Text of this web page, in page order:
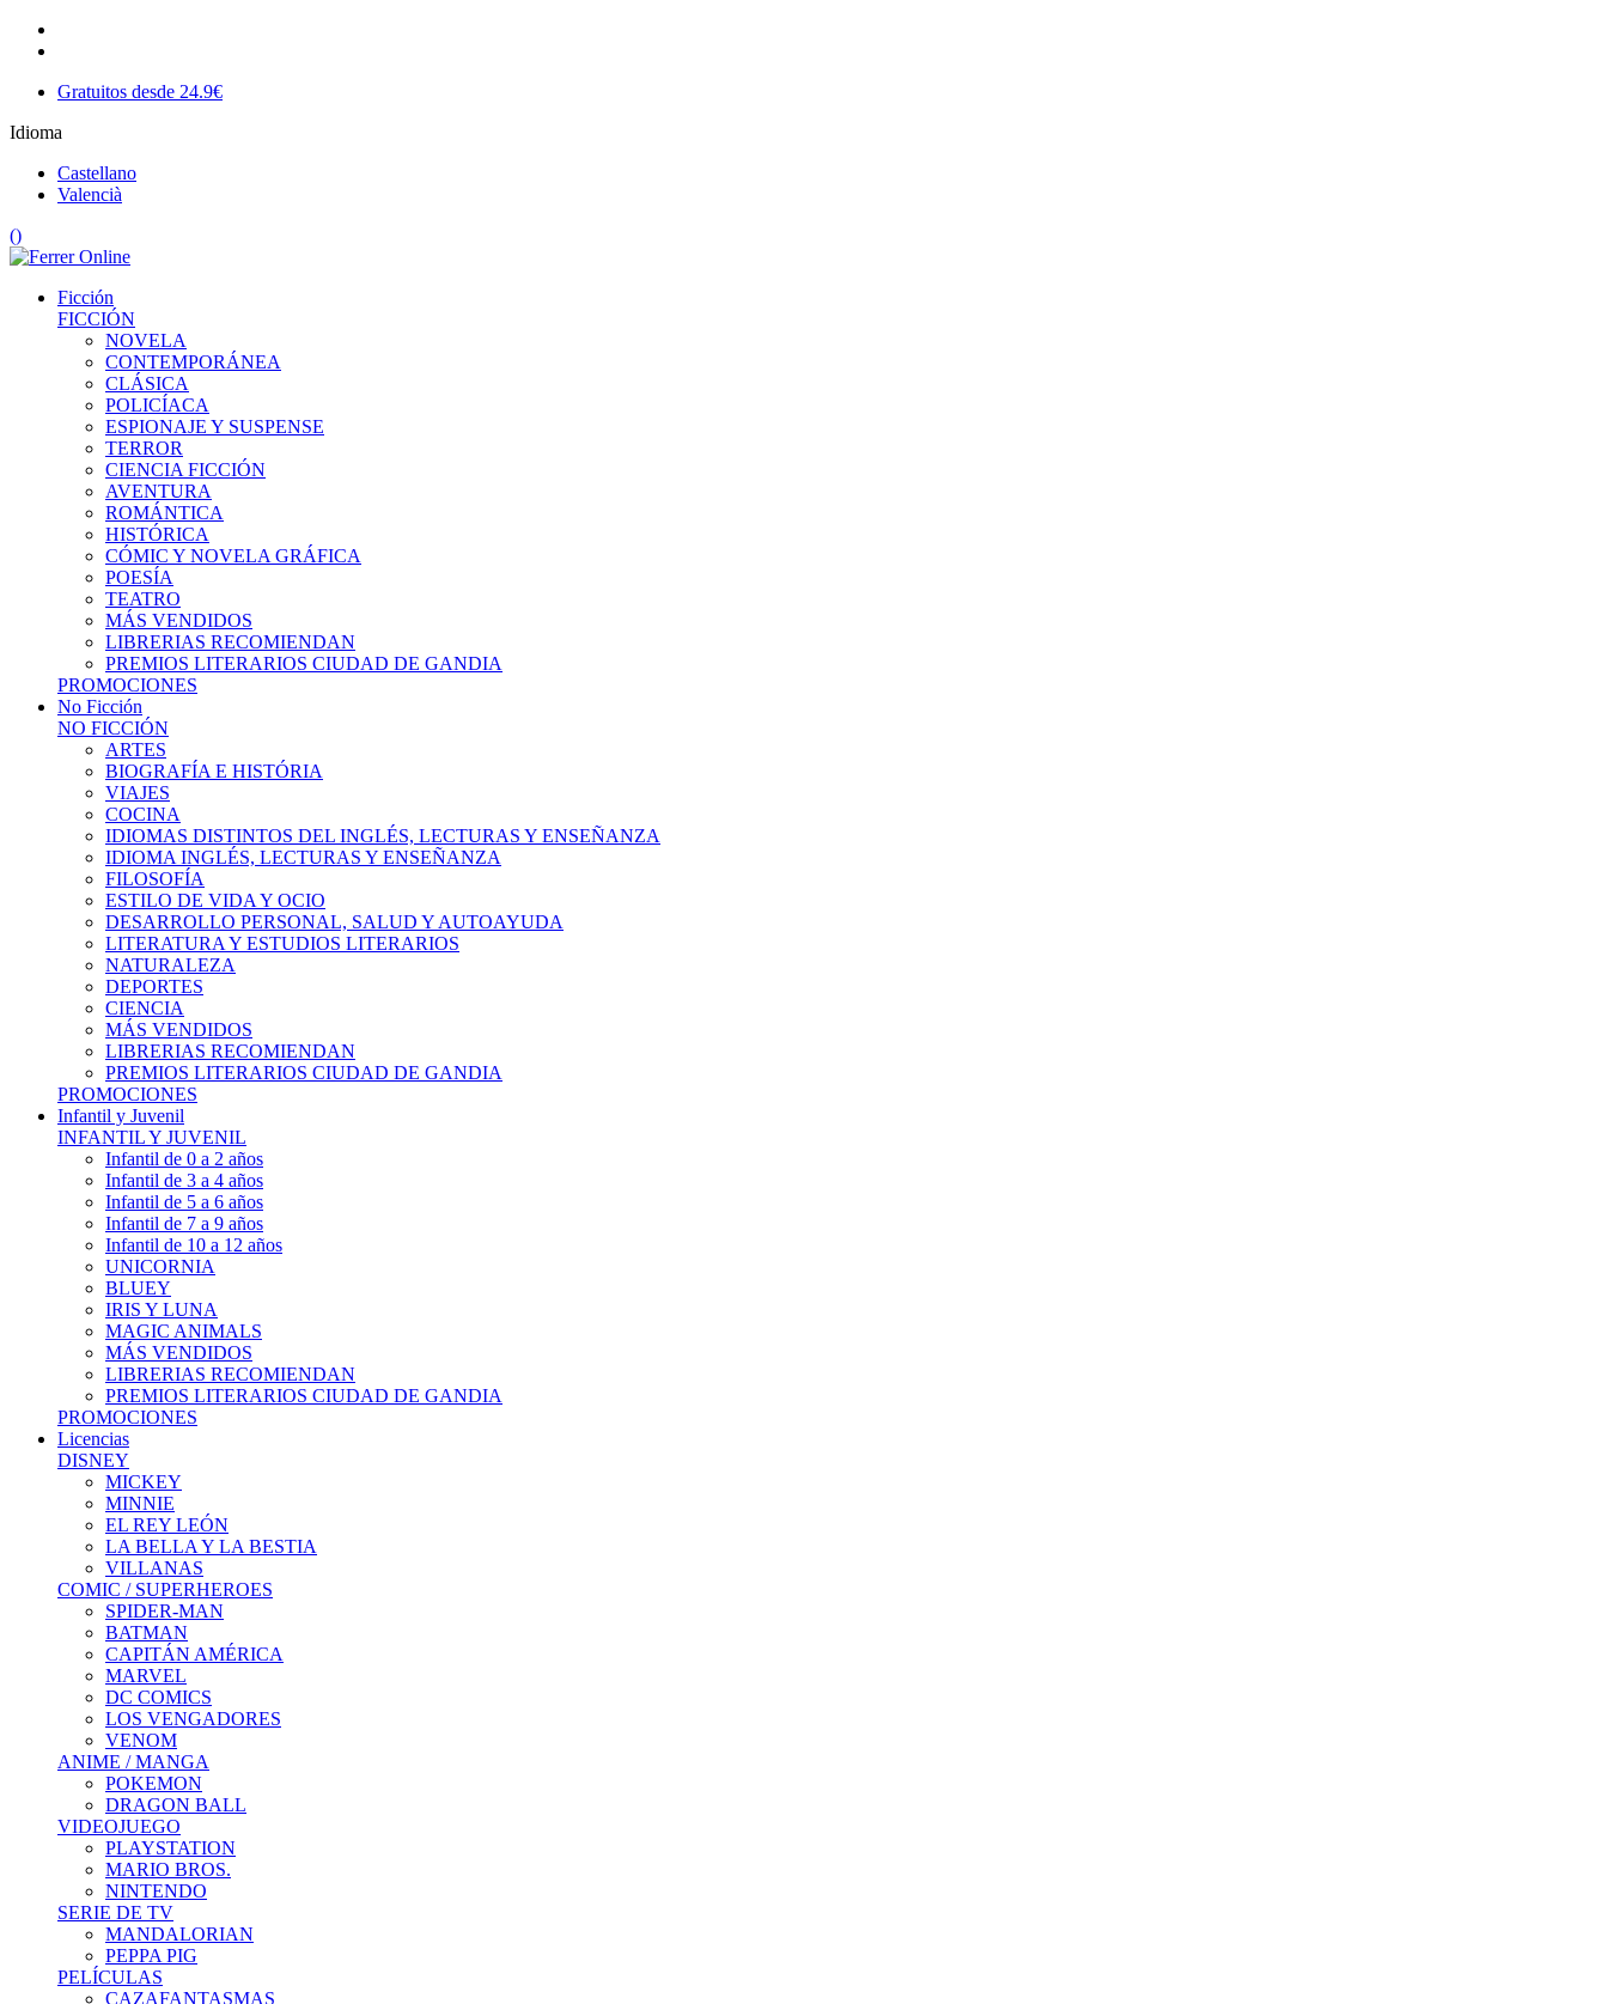
Gratuitos desde 24.9€
Idioma
Castellano
Valencià
()
Ficción
FICCIÓN
NOVELA
CONTEMPORÁNEA
CLÁSICA
POLICÍACA
ESPIONAJE Y SUSPENSE
TERROR
CIENCIA FICCIÓN
AVENTURA
ROMÁNTICA
HISTÓRICA
CÓMIC Y NOVELA GRÁFICA
POESÍA
TEATRO
MÁS VENDIDOS
LIBRERIAS RECOMIENDAN
PREMIOS LITERARIOS CIUDAD DE GANDIA
PROMOCIONES
No Ficción
NO FICCIÓN
ARTES
BIOGRAFÍA E HISTÓRIA
VIAJES
COCINA
IDIOMAS DISTINTOS DEL INGLÉS, LECTURAS Y ENSEÑANZA
IDIOMA INGLÉS, LECTURAS Y ENSEÑANZA
FILOSOFÍA
ESTILO DE VIDA Y OCIO
DESARROLLO PERSONAL, SALUD Y AUTOAYUDA
LITERATURA Y ESTUDIOS LITERARIOS
NATURALEZA
DEPORTES
CIENCIA
MÁS VENDIDOS
LIBRERIAS RECOMIENDAN
PREMIOS LITERARIOS CIUDAD DE GANDIA
PROMOCIONES
Infantil y Juvenil
INFANTIL Y JUVENIL
Infantil de 0 a 2 años
Infantil de 3 a 4 años
Infantil de 5 a 6 años
Infantil de 7 a 9 años
Infantil de 10 a 12 años
UNICORNIA
BLUEY
IRIS Y LUNA
MAGIC ANIMALS
MÁS VENDIDOS
LIBRERIAS RECOMIENDAN
PREMIOS LITERARIOS CIUDAD DE GANDIA
PROMOCIONES
Licencias
DISNEY
MICKEY
MINNIE
EL REY LEÓN
LA BELLA Y LA BESTIA
VILLANAS
COMIC / SUPERHEROES
SPIDER-MAN
BATMAN
CAPITÁN AMÉRICA
MARVEL
DC COMICS
LOS VENGADORES
VENOM
ANIME / MANGA
POKEMON
DRAGON BALL
VIDEOJUEGO
PLAYSTATION
MARIO BROS.
NINTENDO
SERIE DE TV
MANDALORIAN
PEPPA PIG
PELÍCULAS
CAZAFANTASMAS